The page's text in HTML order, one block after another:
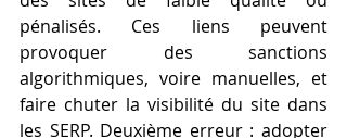
pénalisés. Ces liens peuvent
provoquer des sanctions
algorithmiques, voire manuelles, et
faire chuter la visibilité du site dans
les SERP. Deuxième erreur : adopter